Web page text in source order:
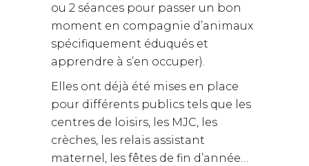
ou 2 séances pour passer un bon
moment en compagnie d’animaux
spécifiquement éduqués et
apprendre à s’en occuper).
Elles ont déjà été mises en place
pour différents publics tels que les
centres de loisirs, les MJC, les
crèches, les relais assistant
maternel, les fêtes de fin d’année…